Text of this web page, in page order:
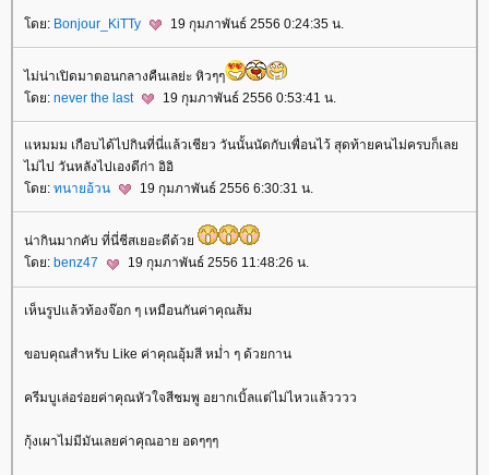
ดย: Bonjour_KiTTy 19 กุมภาพันธ์ 2556 0:24:35 น.
ไม่น่าเปิดมาตอนกลางคืนเลย่ะ หิวๆๆ
ดย: never the last 19 กุมภาพันธ์ 2556 0:53:41 น.
หมมม เกือบได้ไปกินที่นี่แล้วเชียว วันนั้นนัดกับเพื่อนไว้ สุดท้ายคนไม่ครบก็เล
ไม่ไป วันหลังไปเองดีก่า อิอิ
ดย: ทนายอ้วน 19 กุมภาพันธ์ 2556 6:30:31 น.
น่ากินมากคับ ที่นี่ชีสเยอะดีด้ว
ดย: benz47 19 กุมภาพันธ์ 2556 11:48:26 น.
เห็นรูปแล้วท้องจ๊อก ๆ เหมือนกันค่าคุณส้ม
ขอบคุณสำหรับ Like ค่าคุณอุ้มสี หม่ำ ๆ ด้วยกาน
ครีมบูเล่อร่อยค่าคุณหัวใจสีชมพู อยากเบิ้ลแต่ไม่ไหวแล้วววว
กุ้งเผาไม่มีมันเลยค่าคุณอาย อดๆๆๆ